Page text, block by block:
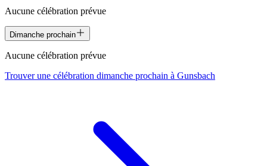
Aucune célébration prévue
Dimanche prochain
Aucune célébration prévue
Trouver une célébration dimanche prochain à Gunsbach